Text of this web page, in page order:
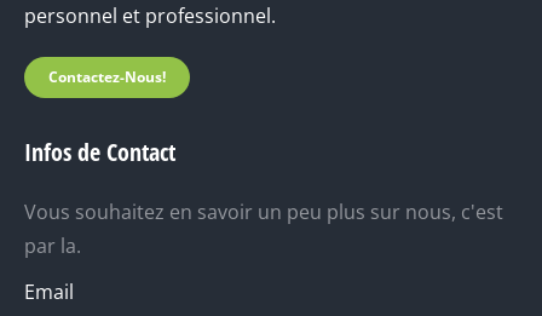
personnel et professionnel.
Contactez-Nous!
Infos de Contact
Vous souhaitez en savoir un peu plus sur nous, c'est
par la.
Email